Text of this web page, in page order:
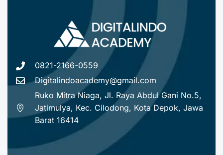
0821-2166-0559
Digitalindoacademy@gmail.com
Ruko Mitra Niaga, Jl. Raya Abdul Gani No.5,
Jatimulya, Kec. Cilodong, Kota Depok, Jawa
Barat 16414